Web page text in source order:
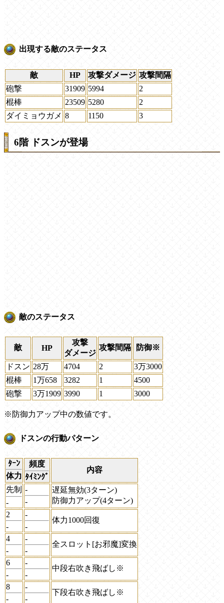
出現する敵のステータス
敵 HP 攻撃ダメージ 攻撃間隔
砲撃
31909 5994
2
棍棒
23509 5280
2
ダイミョウガメ 8 1150 3
6階 ドスンが登場
敵のステータス
敵 HP
攻撃
ダメージ
攻撃間隔 防御※
ドスン 28万 4704 2
3万3000
棍棒
1万658 3282 1
4500
砲撃
3万1909 3990 1 3000
※防御力アップ中の数値です。
ドスンの行動パターン
ﾀｰﾝ
体力
頻度
ﾀｲﾐﾝｸﾞ
内容
先制
-
-
-
遅延無効(3ターン)
防御力アップ(4ターン)
2
-
-
-
体力1000回復
4
-
-
-
全スロット[お邪魔]変換
6
-
-
-
中段右吹き飛ばし※
8
-
-
-
下段右吹き飛ばし※